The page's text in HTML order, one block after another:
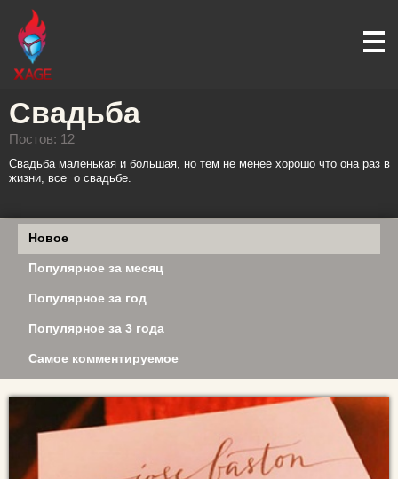
Свадьба
Постов: 12
Свадьба маленькая и большая, но тем не менее хорошо что она раз в
жизни, все о свадьбе.
Новое
Популярное за месяц
Популярное за год
Популярное за 3 года
Самое комментируемое